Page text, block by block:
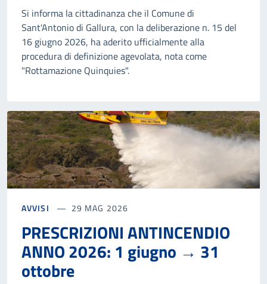
Si informa la cittadinanza che il Comune di
Sant'Antonio di Gallura, con la deliberazione n. 15 del
16 giugno 2026, ha aderito ufficialmente alla
procedura di definizione agevolata, nota come
"Rottamazione Quinquies".
AVVISI 29 MAG 2026
PRESCRIZIONI ANTINCENDIO
ANNO 2026: 1 giugno → 31
ottobre